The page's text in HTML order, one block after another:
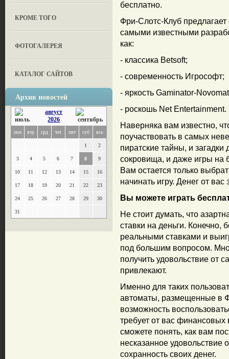
КРОМЕ ТОГО
ФОТОГАЛЕРЕЯ
КАТАЛОГ САЙТОВ
Архив новостей
август
2026
пон втр срд чет пят суб вск
1 2
3 4 5 6 7 8 9
10 11 12 13 14 15 16
17 18 19 20 21 22 23
24 25 26 27 28 29 30
31
бесплатно.
Фри-Слотс-Клуб
самыми известными
как:
- классика Betsoft;
- современность Игрософт;
- яркость Gaminator-
- роскошь Net Entertainment.
Наверняка вам известно,
поучаствовать в самых
пиратские тайны, и
сокровища, и даже игры на
Вам остается только
начинать игру. Денег от вас
Вы можете играть
Не стоит думать, что
ставки на деньги. Конечно,
реальными ставками и
под большим вопросом.
получить удовольствие от
привлекают.
Именно для таких
автоматы, размещенные в
возможность
требует от вас
сможете понять, как вам
несказанное удовольствие
сохранность своих денег.